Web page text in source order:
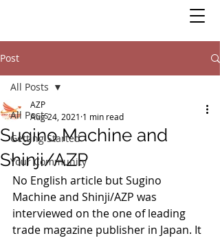
Post
All Posts
Getting Started
Your Community
All Posts
Sugino Machine and
Shinji/AZP
AZP
Aug 24, 2021 1 min read
No English article but Sugino
Machine and Shinji/AZP was
interviewed on the one of leading
trade magazine publisher in Japan. It